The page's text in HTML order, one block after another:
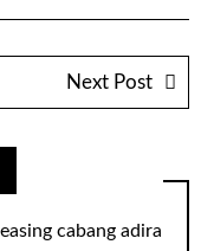
Next Post